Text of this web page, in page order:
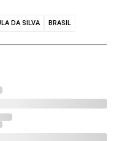
DA SILVA BRASIL